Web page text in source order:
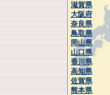
滋賀県
大阪府
奈良県
鳥取県
岡山県
山口県
香川県
高知県
佐賀県
熊本県